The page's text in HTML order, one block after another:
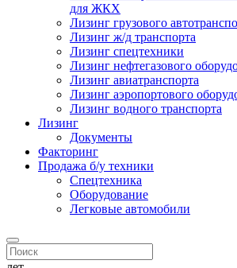
для ЖКХ
Лизинг грузового
Лизинг ж/д транспорта
Лизинг спецтехники
Лизинг нефтегазового
Лизинг авиатранспорта
Лизинг аэропортового
Лизинг водного транспорта
Лизинг
Документы
Факторинг
Продажа б/у техники
Спецтехника
Оборудование
Легковые автомобили